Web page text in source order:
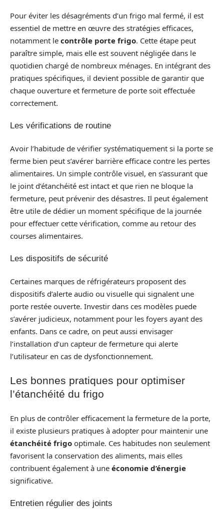
Pour éviter les désagréments d’un frigo mal fermé, il est
essentiel de mettre en œuvre des stratégies efficaces,
notamment le contrôle porte frigo. Cette étape peut
paraître simple, mais elle est souvent négligée dans le
quotidien chargé de nombreux ménages. En intégrant des
pratiques spécifiques, il devient possible de garantir que
chaque ouverture et fermeture de porte soit effectuée
correctement.
Les vérifications de routine
Avoir l’habitude de vérifier systématiquement si la porte se
ferme bien peut s’avérer barrière efficace contre les pertes
alimentaires. Un simple contrôle visuel, en s’assurant que
le joint d’étanchéité est intact et que rien ne bloque la
fermeture, peut prévenir des désastres. Il peut également
être utile de dédier un moment spécifique de la journée
pour effectuer cette vérification, comme au retour des
courses alimentaires.
Les dispositifs de sécurité
Certaines marques de réfrigérateurs proposent des
dispositifs d’alerte audio ou visuelle qui signalent une
porte restée ouverte. Investir dans ces modèles puede
s’avérer judicieux, notamment pour les foyers ayant des
enfants. Dans ce cadre, on peut aussi envisager
l’installation d’un capteur de fermeture qui alerte
l’utilisateur en cas de dysfonctionnement.
Les bonnes pratiques pour optimiser
l’étanchéité du frigo
En plus de contrôler efficacement la fermeture de la porte,
il existe plusieurs pratiques à adopter pour maintenir une
étanchéité frigo optimale. Ces habitudes non seulement
favorisent la conservation des aliments, mais elles
contribuent également à une économie d’énergie
significative.
Entretien régulier des joints